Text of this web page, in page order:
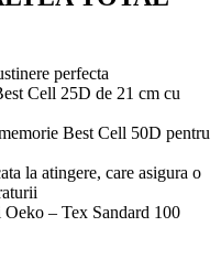
perfecta
Cell 25D de 21 cm cu
Best Cell 50D pentru
la atingere, care asigura o
– Tex Sandard 100